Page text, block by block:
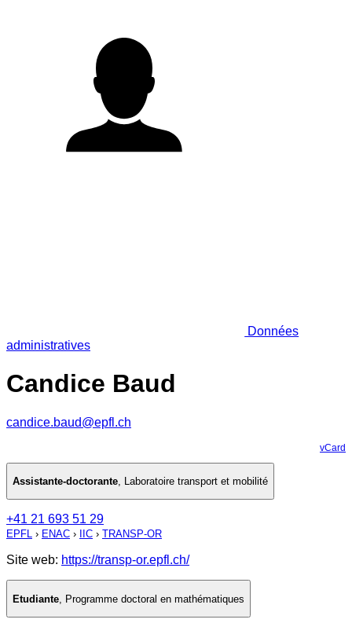
Données
administratives
Candice Baud
candice.baud@epfl.ch
vCard
Assistante-doctorante, Laboratoire transport et mobilité
+41 21 693 51 29
EPFL › ENAC › IIC › TRANSP-OR
Site web: https://transp-or.epfl.ch/
Etudiante Programme doctoral en mathématiques